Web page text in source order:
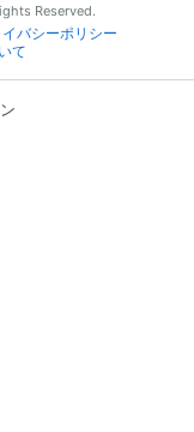
Reserved.
イバシーポリシー
て